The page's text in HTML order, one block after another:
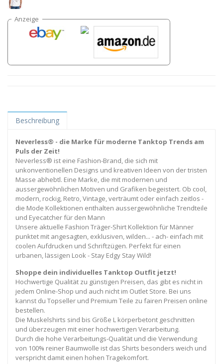
Beschreibung
Neverless® - die Marke für moderne Tanktop Trends am
Puls der Zeit!
Neverless® ist eine Fashion-Brand, die sich mit
unkonventionellen Designs und kreativen Ideen von der tristen
Masse abhebtl. Eine Marke, die mit modernen und
aussergewöhnlichen Motiven und Grafiken begeistert. Ob cool,
modern, rockig, Retro, Vintage, verträumt oder einfach zeitlos -
die Mode Kollektionen enthalten aussergewöhnliche Trendteile
und Eyecatcher für den Mann
Unsere aktuelle Fashion Träger-Shirt Kollektion für Männer
punktet mit angesagten, exklusiven, wilden... - ach- einfach mit
coolen Aufdrucken und Schriftzügen. Perfekt für einen
urbanen, lässigen Look - Stay Edgy Stay Wild!
Shoppe dein individuelles Tanktop Outfit jetzt!
Hochwertige Qualität zu günstigen Preisen, das gibt es nicht in
jedem Online-Shop und auch nicht im Outlet Store. Bei uns
kannst du Topseller und Premium Teile zu fairen Preisen online
bestellen.
Die Muskelshirts sind bis Größe L körperbetont geschnitten
und überzeugen mit einer hochwertigen Verarbeitung.
Durch die hohe Verarbeitungs-Qualität und die Verwendung
von 100% reiner Baumwolle ist das Shirts besonders weich und
verspricht damit einen hohen Tragekomfort.